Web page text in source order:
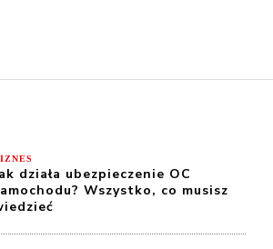
działa ubezpieczenie OC
Wszystko, co musisz